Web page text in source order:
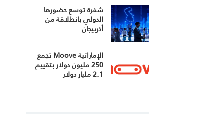
شفرة توسع حضورها
الدولي بانطلاقة من
أذربيجان
الإماراتية Moove تجمع
250 مليون دولار بتقييم
2.1 مليار دولار